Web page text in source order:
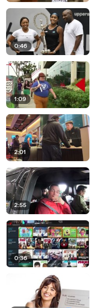
0:46
1:09
2:01
2:55
0:36